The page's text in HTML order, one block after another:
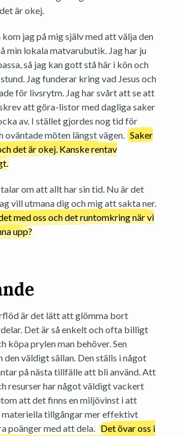
är okej.
jag på mig själv med att välja den
min lokala matvarubutik. Jag har ju
så jag kan gott stå här i kön och
Jag funderar kring vad Jesus och
för livsrytm. Jag har svårt att se att
att göra-listor med dagliga saker
av. I stället gjordes nog tid för
oväntade möten längst vägen. Saker
det är okej. Kanske rentav
om att allt har sin tid. Nu är det
vill utmana dig och mig att sakta ner.
med oss och det runtomkring när vi
upp?
är det lätt att glömma bort
Det är så enkelt och ofta billigt
köpa prylen man behöver. Sen
den väldigt sällan. Den ställs i något
på nästa tillfälle att bli använd. Att
resurser har något väldigt vackert
att det finns en miljövinst i att
materiella tillgångar mer effektivt
poänger med att dela. Det övar oss i